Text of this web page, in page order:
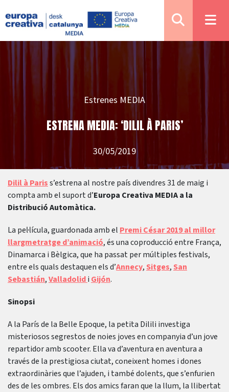
Estrenes MEDIA
ESTRENA MEDIA: ‘DILIL À PARIS’
30/05/2019
Dilil à Pariss’estrena al nostre país divendres 31 de maig i
compta amb el suport d’Europa Creativa MEDIA a la
Distribució Automàtica.
La pel·lícula, guardonada amb el Premi César 2019 al millor
llargmetratge d’animació, és una coproducció entre França,
Dinamarca i Bèlgica, que ha passat per múltiples festivals,
entre els quals destaquen els d’Annecy, Sitges, San
Sebastián,Valladolidi Gijón.
Sinopsi
A la París de la Belle Epoque, la petita Dilili investiga
misteriosos segrestos de noies joves en companyia d’un jove
repartidor amb scooter. Ella va d’aventura en aventura a
través de la prestigiosa ciutat, coneixent homes i dones
extraordinàries que l’ajuden, i també dolents, que s’enfurien
des de les ombres. Els dos amics faran que la llum, la llibertat